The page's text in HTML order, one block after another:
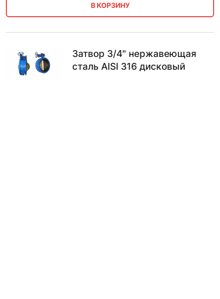
В КОРЗИНУ
Затвор 3/4" нержавеющая
сталь AISI 316 дисковый